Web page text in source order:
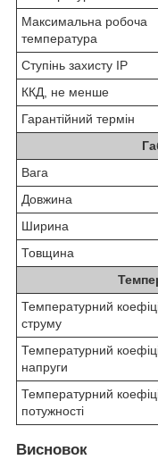
Максимальна робоча
температура
Ступінь захисту IP
ККД, не менше
Гарантійний термін
Вага
Довжина
Ширина
Товщина
Температурний
струму
Температурний
напруги
Температурний
потужності
Висновок